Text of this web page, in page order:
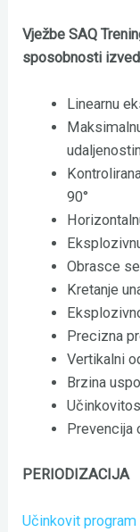
Vježbe SAQ
sposobnosti
Linearnu
90°
Obrasce
Kretanje
Precizna
Vertikalni
Brzina
Prevencija
PERIODIZACIJA
Učinkovit